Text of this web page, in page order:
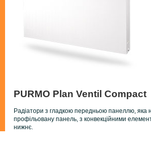
PURMO Plan Ventil Compact
Радіатори з гладкою передньою панеллю, яка
профільовану панель, з конвекційними
нижнє.